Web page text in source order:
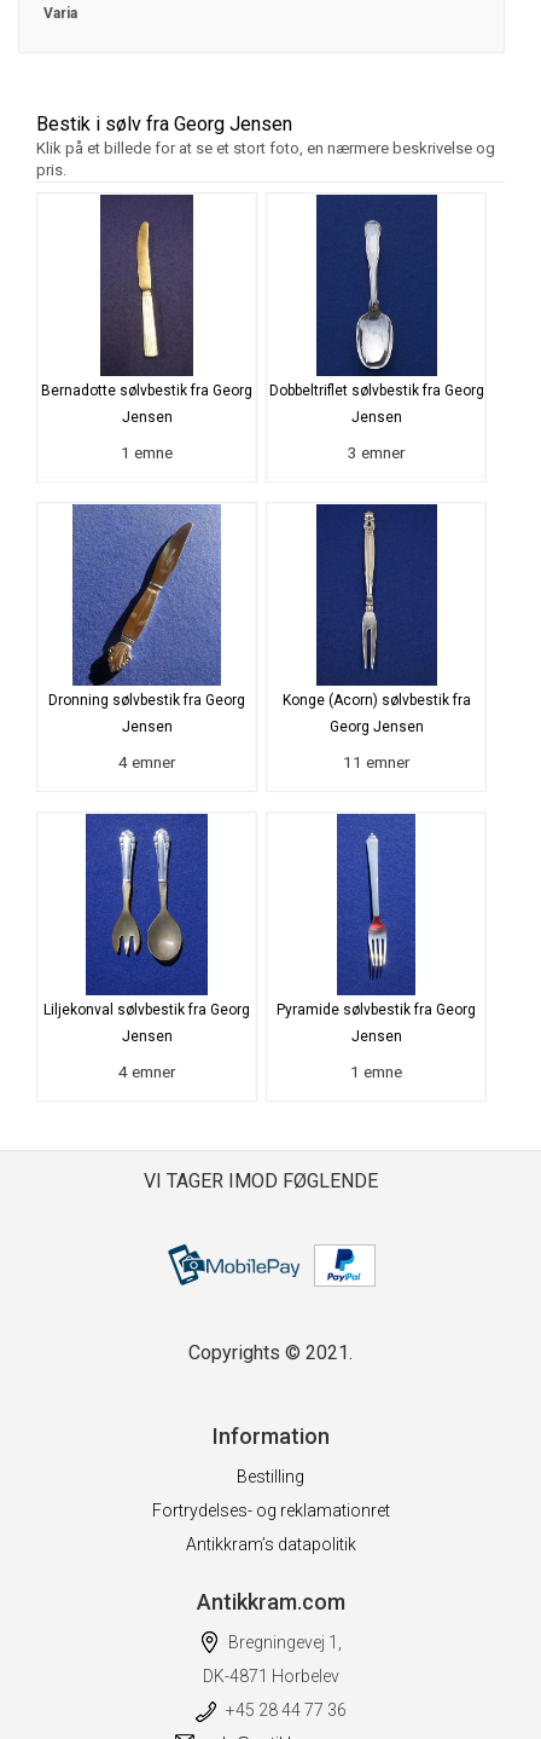
Varia
Bestik i sølv fra Georg Jensen
Klik på et billede for at se et stort foto, en nærmere beskrivelse og
pris.
Bernadotte sølvbestik fra Georg
Jensen
1 emne
Dobbeltriflet sølvbestik fra Georg
Jensen
3 emner
Dronning sølvbestik fra Georg
Jensen
4 emner
Konge (Acorn) sølvbestik fra
Georg Jensen
11 emner
Liljekonval sølvbestik fra Georg
Jensen
4 emner
Pyramide sølvbestik fra Georg
Jensen
1 emne
VI TAGER IMOD FØGLENDE
Copyrights © 2021.
Information
Bestilling
Fortrydelses- og reklamationret
Antikkram’s datapolitik
Antikkram.com
Bregningevej 1,
DK-4871 Horbelev
+45 28 44 77 36